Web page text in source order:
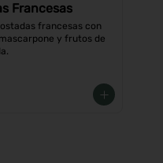
Francesas
francesas con
y frutos de